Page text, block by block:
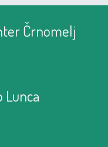
Črnomelj
Lunca